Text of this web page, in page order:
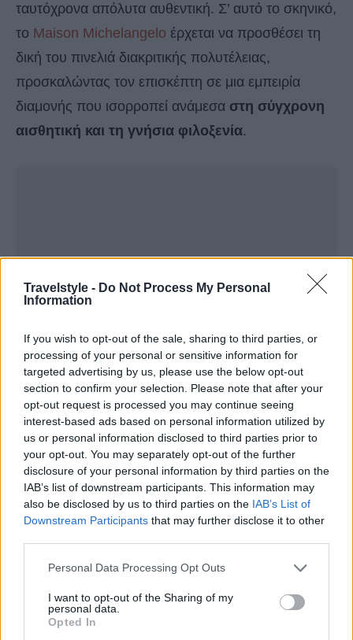
Travelstyle - Do Not Process My Personal
Information
If you wish to opt-out of the sale, sharing to third parties, or
processing of your personal or sensitive information for
targeted advertising by us, please use the below opt-out
section to confirm your selection. Please note that after your
opt-out request is processed you may continue seeing
interest-based ads based on personal information utilized by
us or personal information disclosed to third parties prior to
your opt-out. You may separately opt-out of the further
disclosure of your personal information by third parties on the
IAB’s list of downstream participants. This information may
also be disclosed by us to third parties on the IAB’s List of
Downstream Participants that may further disclose it to other
Please note that this website/app uses one or more Google
not limited to your visit or usage behaviour. You may click to
grant or deny consent to Google and its third-party tags to
use your data for below specified purposes in below Google
Personal Data Processing Opt Outs
I want to opt-out of the Sharing of my
personal data.
Opted In
ταυτόχρονα απόλυτα αυθεντική. Σ’ αυτό το σκηνικό,
το Maison Michelangelo έρχεται να προσθέσει τη
δική του πινελιά διακριτικής πολυτέλειας,
προσκαλώντας τον επισκέπτη σε μια εμπειρία
διαμονής που ισορροπεί ανάμεσα στη σύγχρονη
αισθητική και τη γνήσια φιλοξενία.